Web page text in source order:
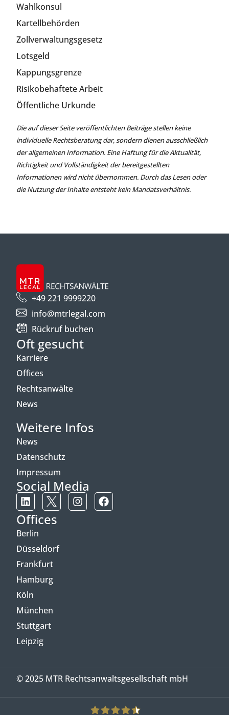
Wahlkonsul
Kartellbehörden
Zollverwaltungsgesetz
Lotsgeld
Kappungsgrenze
Risikobehaftete Arbeit
Öffentliche Urkunde
Die auf dieser Seite veröffentlichten Beiträge stellen keine
individuelle Rechtsberatung dar, sondern dienen ausschließlich
der allgemeinen Information. Eine Haftung für die Aktualität,
Richtigkeit und Vollständigkeit der bereitgestellten
Informationen wird nicht übernommen. Durch das Lesen oder
die Nutzung der Inhalte entsteht kein Mandatsverhältnis.
+49 221 9999220
info@mtrlegal.com
Rückruf buchen
Oft gesucht
Karriere
Offices
Rechtsanwälte
News
Weitere Infos
News
Datenschutz
Impressum
Social Media
Offices
Berlin
Düsseldorf
Frankfurt
Hamburg
Köln
München
Stuttgart
Leipzig
© 2025 MTR Rechtsanwaltsgesellschaft mbH